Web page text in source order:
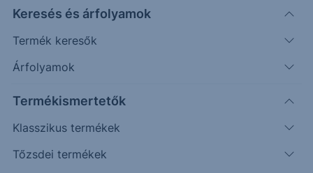
Keresés és árfolyamok
Termék keresők
Árfolyamok
Termékismertetők
Klasszikus termékek
Tőzsdei termékek
Árfolyamértesítő rögzítése
További információk kérése